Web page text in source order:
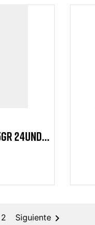
24UND
2 Siguiente